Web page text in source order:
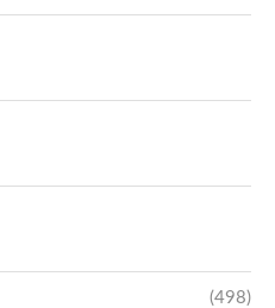
(498)